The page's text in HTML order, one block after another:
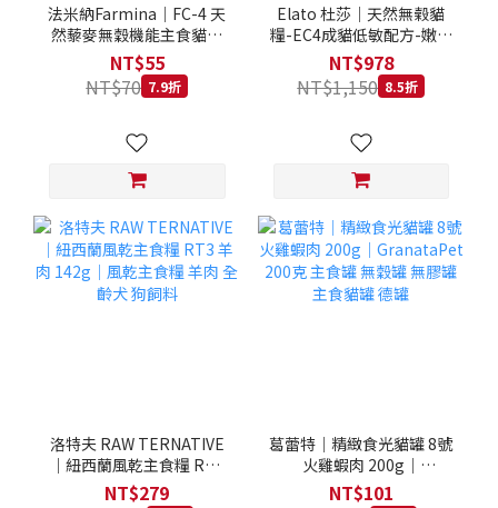
法米納Farmina｜FC-4 天
然藜麥無穀機能主食貓罐
FC-4061 體重管理 羊肉蘆
筍 80G
NT$55
NT$70 7.9折
Elato 杜莎｜天然無榖貓
糧-EC4成貓低敏配方-嫩羊
野鹿 1.5kg｜杜莎 天然無
榖貓糧系列 貓糧
NT$978
NT$1,150 8.5折
洛特夫 RAW TERNATIVE
｜紐西蘭風乾主食糧 RT3
羊肉 142g｜風乾主食糧 羊
NT$279
葛蕾特｜精緻食光貓罐 8號
火雞蝦肉 200g｜
GranataPet 200克 主食罐
NT$101